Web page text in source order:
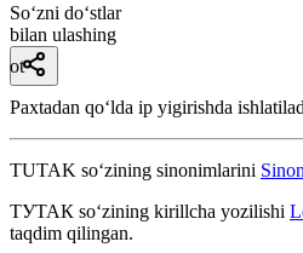
So‘zni do‘stlar
bilan ulashing
ot
Paxtadan qoʻlda ip yigirishda
TUTAK so‘zining sinonimlarini
ТУТАК so‘zining kirillcha yozilishi
taqdim qilingan.